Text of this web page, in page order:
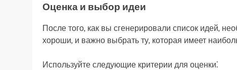
Оценка и выбор идеи
После того‚ как вы сгенерировали список идей‚
хороши‚ и важно выбрать ту‚ которая имеет
Используйте следующие критерии для оценки⁚